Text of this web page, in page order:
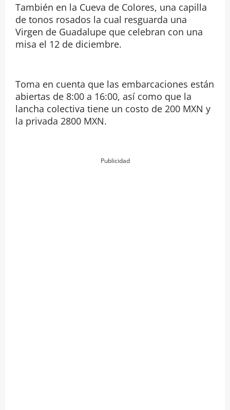
También en la Cueva de Colores, una capilla
de tonos rosados la cual resguarda una
Virgen de Guadalupe que celebran con una
misa el 12 de diciembre.
Toma en cuenta que las embarcaciones están
abiertas de 8:00 a 16:00, así como que la
lancha colectiva tiene un costo de 200 MXN y
la privada 2800 MXN.
Publicidad